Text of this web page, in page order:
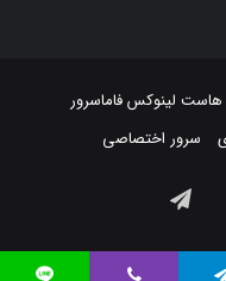
هاست لینوکسفاماسرور
سرور اختصاصی
اینستاگرام